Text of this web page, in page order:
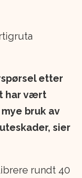
etter
har vært
bruk av
sier
rundt 40